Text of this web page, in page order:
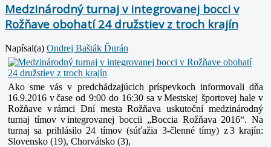
Medzinárodný turnaj v integrovanej bocci v
Rožňave obohatí 24 družstiev z troch krajín
Napísal(a) Ondrej Bašták Ďurán
Ako sme vás v predchádzajúcich príspevkoch informovali dňa
16.9.2016 v čase od 9:00 do 16:30 sa v Mestskej športovej hale v
Rožňave v rámci Dní mesta Rožňava uskutoční medzinárodný
turnaj tímov v integrovanej boccii „Boccia Rožňava 2016“. Na
turnaj sa prihlásilo 24 tímov (súťažia 3-členné tímy) z 3 krajín:
Slovensko (19), Chorvátsko (3),